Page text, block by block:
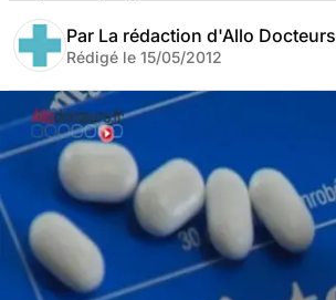
Par La rédaction d'Allo Docteurs
Rédigé le 15/05/2012